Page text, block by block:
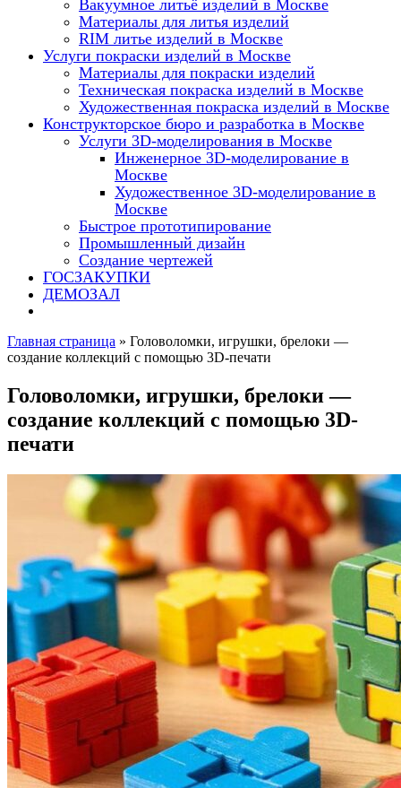
Вакуумное литьё изделий в Москве
Материалы для литья изделий
RIM литье изделий в Москве
Услуги покраски изделий в Москве
Материалы для покраски изделий
Техническая покраска изделий в Москве
Художественная покраска изделий в Москве
Конструкторское бюро и разработка в Москве
Услуги 3D-моделирования в Москве
Инженерное 3D-моделирование в
Москве
Художественное 3D-моделирование в
Москве
Быстрое прототипирование
Промышленный дизайн
Создание чертежей
ГОСЗАКУПКИ
ДЕМОЗАЛ
Главная страница » Головоломки, игрушки, брелоки —
создание коллекций с помощью 3D-печати
Головоломки, игрушки, брелоки —
создание коллекций с помощью 3D-
печати